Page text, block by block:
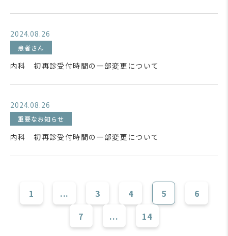
2024.08.26
患者さん
内科 初再診受付時間の一部変更について
2024.08.26
重要なお知らせ
内科 初再診受付時間の一部変更について
1 ... 3 4 5
6
7
... 14